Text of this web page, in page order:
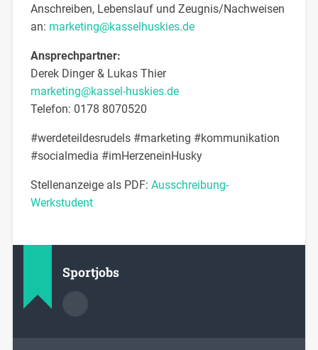
Anschreiben, Lebenslauf und Zeugnis/Nachweisen
an: marketing@kasselhuskies.de
Ansprechpartner:
Derek Dinger & Lukas Thier
marketing@kassel-huskies.de
Telefon: 0178 8070520
#werdeteildesrudels #marketing #kommunikation
#socialmedia #imHerzeneinHusky
Stellenanzeige als PDF: Ausschreibung-
Werkstudent
Sportjobs